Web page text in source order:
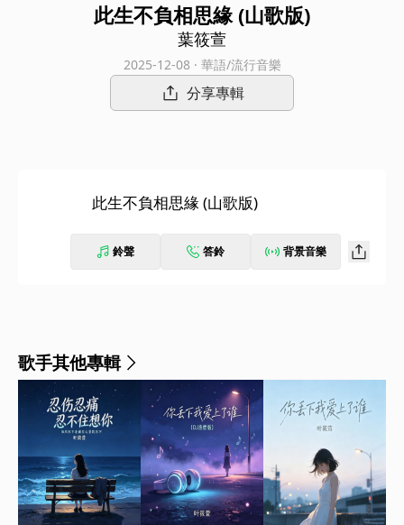
此生不負相思緣 (山歌版)
葉筱萱
2025-12-08 · 華語/流行音樂
分享專輯
此生不負相思緣 (山歌版)
鈴聲 答鈴 背景音樂
歌手其他專輯